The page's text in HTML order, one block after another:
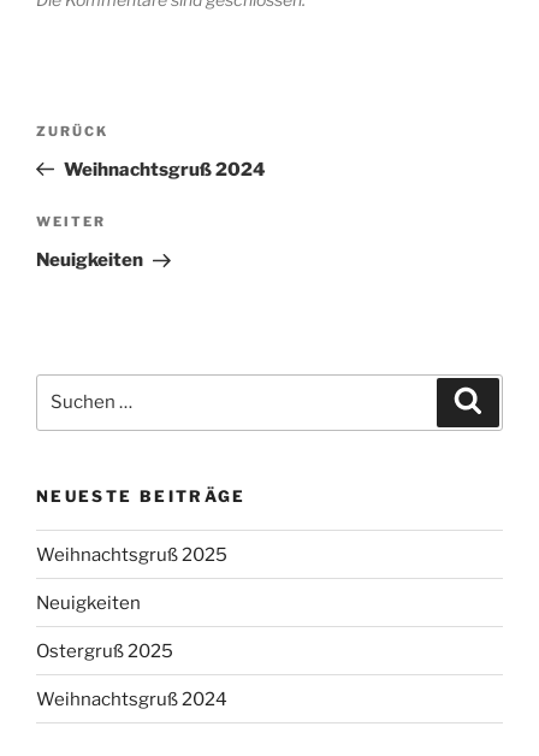
Beitrags-
Vorheriger
Beitrag
ZURÜCK
Weihnachtsgruß 2024
Nächster
Beitrag
WEITER
Neuigkeiten
nach:
NEUESTE BEITRÄGE
Weihnachtsgruß 2025
Neuigkeiten
Ostergruß 2025
Weihnachtsgruß 2024